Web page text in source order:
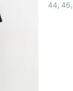
44, 46,